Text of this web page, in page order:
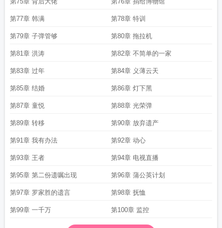
第77章 韩满 第78章 特训
第79章 子弹管够 第80章 拖拉机
第81章 洪涛 第82章 不简单的一家
第83章 过年 第84章 义薄云天
第85章 结婚 第86章 灯下黑
第87章 童悦 第88章 光荣弹
第89章 转移 第90章 放弃遗产
第91章 我有办法 第92章 动心
第93章 王者 第94章 电视直播
第95章 第二份遗嘱出现 第96章 蒲公英计划
第97章 罗家胜的遗言 第98章 抚恤
第99章 一千万 第100章 监控